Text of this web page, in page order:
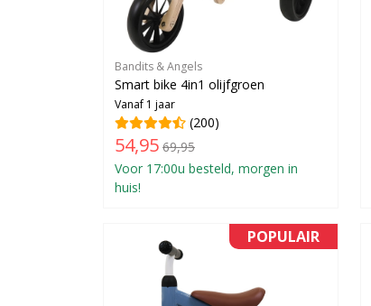
Bandits & Angels
Smart bike 4in1 olijfgroen
Vanaf 1 jaar
(200)
54,95 69,95
Voor 17:00u besteld, morgen in
huis!
POPULAIR